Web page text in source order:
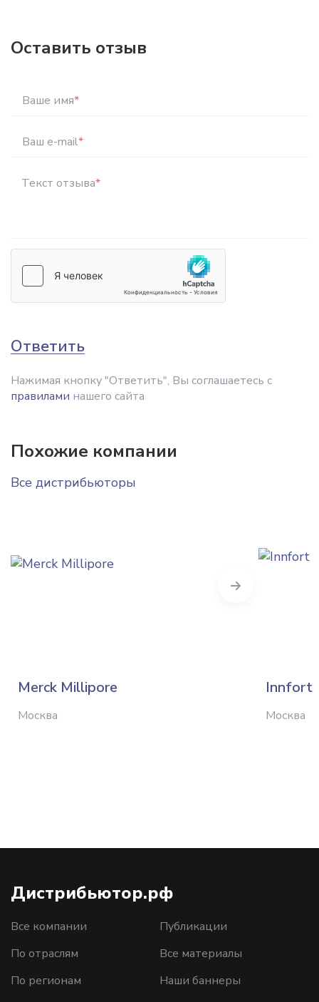
Оставить отзыв
Ваше имя*
Ваш e-mail*
Текст отзыва*
Ответить
Нажимая кнопку "Ответить", Вы соглашаетесь с
правилами нашего сайта
Похожие компании
Все дистрибьюторы
Merck Millipore
Москва
Innfort
Москва
Дистрибьютор.рф
Все компании
По отраслям
По регионам
Публикации
Все материалы
Наши баннеры